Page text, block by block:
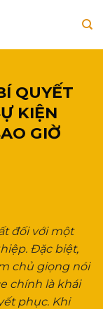
QUYẾT
KIỆN
GIỜ
đối với một
Đặc biệt,
chủ giọng nói
chính là khái
phục. Khi